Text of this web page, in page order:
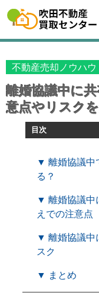
不動産売却ノウハウ
離婚協議中に
意点やリスク
目次
▼ 離婚協議中
る？
▼ 離婚協議中
えでの注意点
▼ 離婚協議中
スク
▼ まとめ